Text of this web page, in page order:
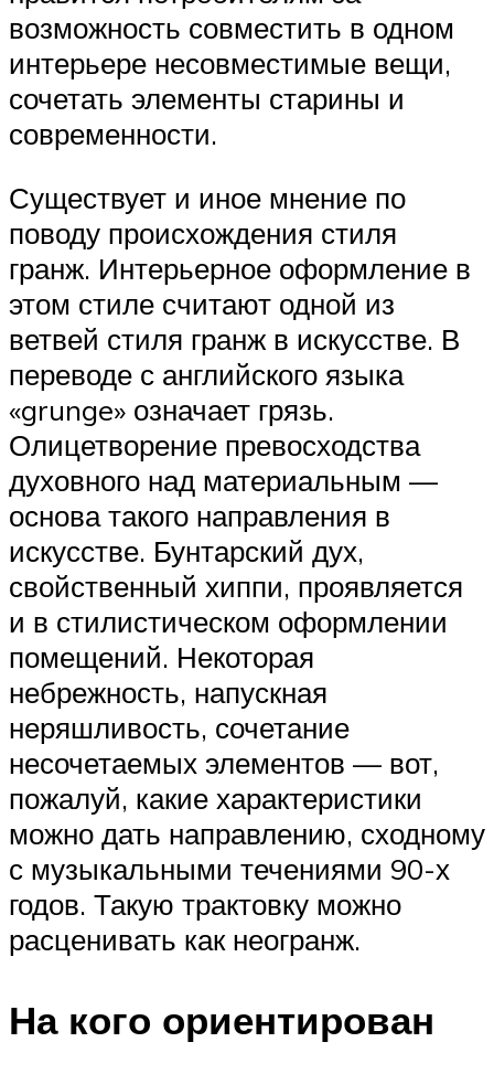
возможность совместить в одном
интерьере несовместимые вещи,
сочетать элементы старины и
современности.
Существует и иное мнение по
поводу происхождения стиля
гранж. Интерьерное оформление в
этом стиле считают одной из
ветвей стиля гранж в искусстве. В
переводе с английского языка
«grunge» означает грязь.
Олицетворение превосходства
духовного над материальным —
основа такого направления в
искусстве. Бунтарский дух,
свойственный хиппи, проявляется
и в стилистическом оформлении
помещений. Некоторая
небрежность, напускная
неряшливость, сочетание
несочетаемых элементов — вот,
пожалуй, какие характеристики
можно дать направлению, сходному
с музыкальными течениями 90-х
годов. Такую трактовку можно
расценивать как неогранж.
На кого ориентирован